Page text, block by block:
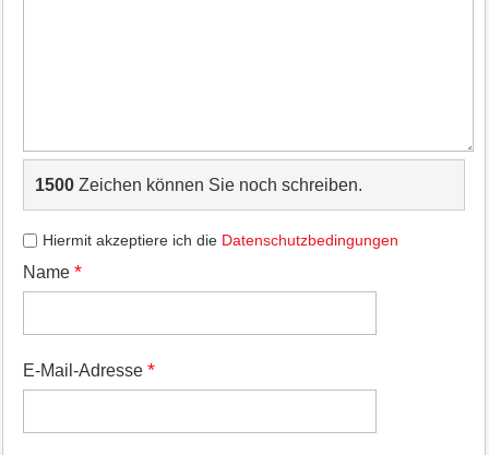
1500Zeichen können Sie noch schreiben.
Hiermit akzeptiere ich die Datenschutzbedingungen
Name *
E-Mail-Adresse *